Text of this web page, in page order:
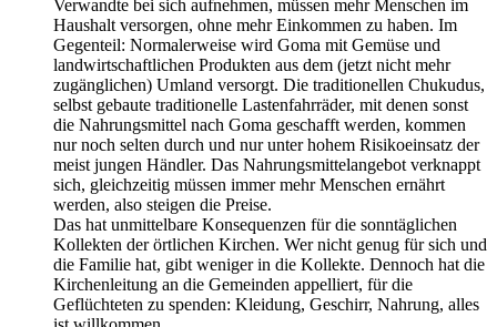
Verwandte bei sich aufnehmen, müssen mehr Menschen im
Haushalt versorgen, ohne mehr Einkommen zu haben. Im
Gegenteil: Normalerweise wird Goma mit Gemüse und
landwirtschaftlichen Produkten aus dem (jetzt nicht mehr
zugänglichen) Umland versorgt. Die traditionellen Chukudus,
selbst gebaute traditionelle Lastenfahrräder, mit denen sonst
die Nahrungsmittel nach Goma geschafft werden, kommen
nur noch selten durch und nur unter hohem Risikoeinsatz der
meist jungen Händler. Das Nahrungsmittelangebot verknappt
sich, gleichzeitig müssen immer mehr Menschen ernährt
werden, also steigen die Preise.
Das hat unmittelbare Konsequenzen für die sonntäglichen
Kollekten der örtlichen Kirchen. Wer nicht genug für sich und
die Familie hat, gibt weniger in die Kollekte. Dennoch hat die
Kirchenleitung an die Gemeinden appelliert, für die
Geflüchteten zu spenden: Kleidung, Geschirr, Nahrung, alles